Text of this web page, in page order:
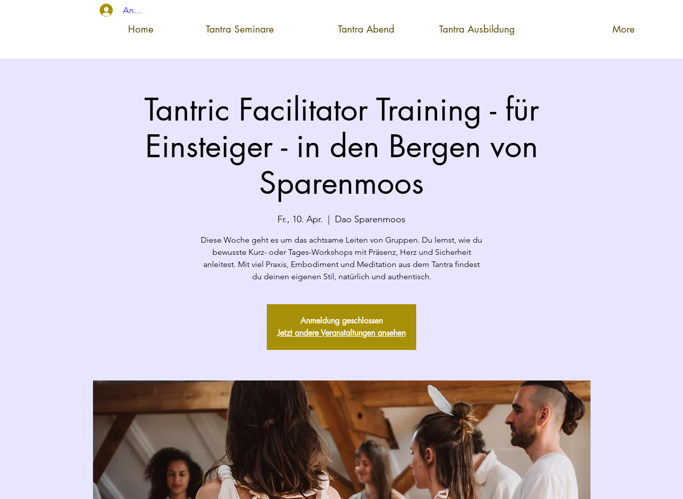
Anmelden
Home Tantra Seminare Tantra Abend Tantra Ausbildung More
Tantric Facilitator Training - für
Einsteiger - in den Bergen von
Sparenmoos
Fr., 10. Apr. Dao Sparenmoos
Diese Woche geht es um das achtsame Leiten von Gruppen. Du lernst, wie du
bewusste Kurz- oder Tages-Workshops mit Präsenz, Herz und Sicherheit
anleitest. Mit viel Praxis, Embodiment und Meditation aus dem Tantra findest
du deinen eigenen Stil, natürlich und authentisch.
Anmeldung geschlossen
Jetzt andere Veranstaltungen ansehen